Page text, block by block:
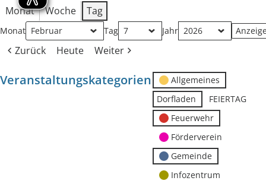
Monat Woche Tag
Monat Tag Jahr
Zurück Heute Weiter
Veranstaltungskategorien
Allgemeines
Dorfladen
FEIERTAG
Feuerwehr
Förderverein
Gemeinde
Infozentrum